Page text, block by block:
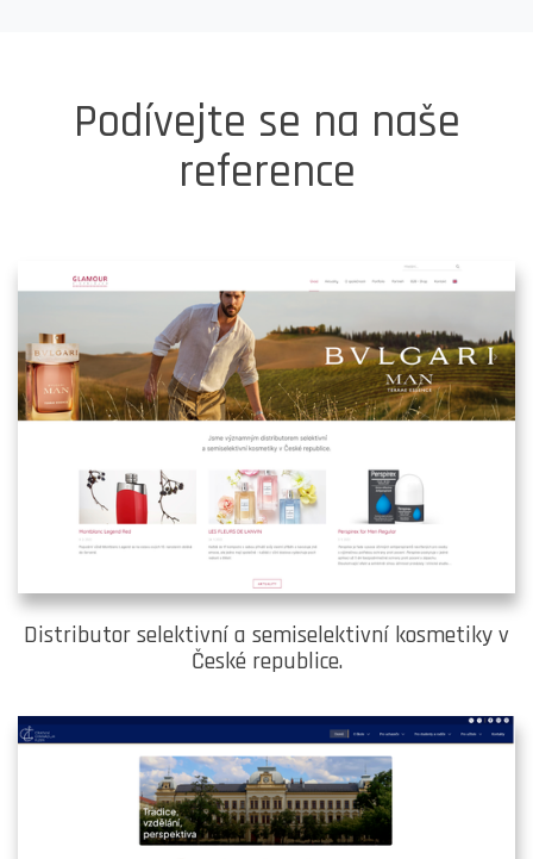
Podívejte se na naše
reference
Distributor selektivní a semiselektivní kosmetiky v
České republice.